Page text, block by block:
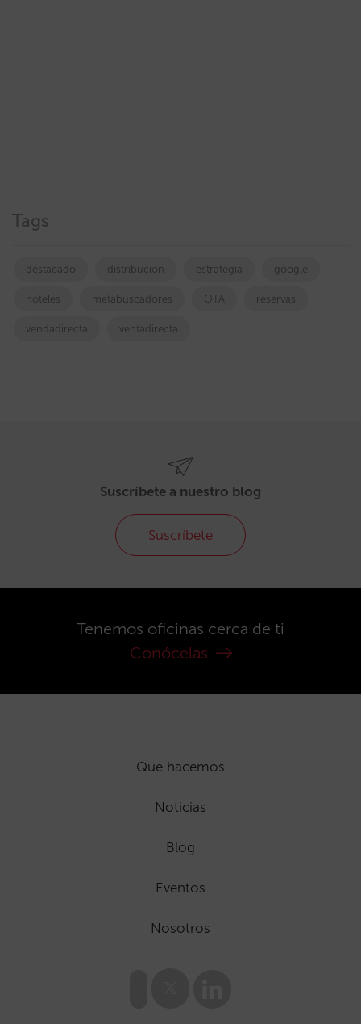
Tags
destacado distribucion estrategia google
hoteles metabuscadores OTA reservas
vendadirecta ventadirecta
Suscríbete a nuestro blog
Suscríbete
Tenemos oficinas cerca de ti
Conócelas
Que hacemos
Noticias
Blog
Eventos
Nosotros